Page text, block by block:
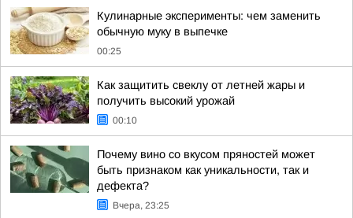
Кулинарные эксперименты: чем заменить
обычную муку в выпечке
00:25
Как защитить свеклу от летней жары и
получить высокий урожай
00:10
Почему вино со вкусом пряностей может
быть признаком как уникальности, так и
дефекта?
Вчера, 23:25